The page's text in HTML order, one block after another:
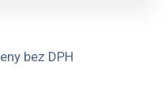
bez DPH